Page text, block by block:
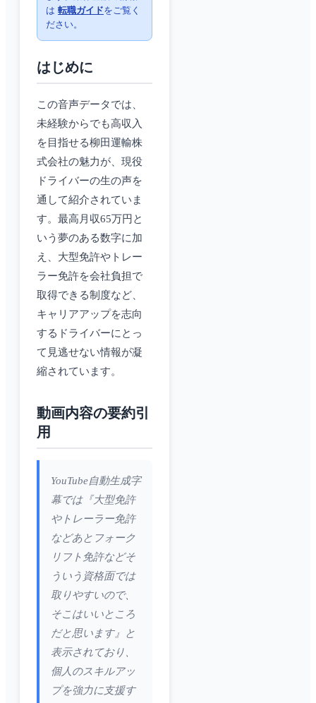
は 転職ガイドをご覧く
ださい。
はじめに
この音声データでは、
未経験からでも高収入
を目指せる柳田運輸株
式会社の魅力が、現役
ドライバーの生の声を
通して紹介されていま
す。最高月収65万円と
いう夢のある数字に加
え、大型免許やトレー
ラー免許を会社負担で
取得できる制度など、
キャリアアップを志向
するドライバーにとっ
て見逃せない情報が凝
縮されています。
動画内容の要約引
用
YouTube自動生成字
幕では『大型免許
やトレーラー免許
などあとフォーク
リフト免許などそ
ういう資格面では
取りやすいので、
そこはいいところ
だと思います』と
表示されており、
個人のスキルアッ
プを強力に支援す